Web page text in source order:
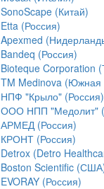
SonoScape (Китай)
Etta (Россия)
Apexmed
Bandeq (Россия)
Bioteque Corporation
TM Medinova (Южная
НПФ "Крыло" (Россия)
ООО НПП "Медолит"
АРМЕД (Россия)
КРОНТ (Россия)
Detrox (Detro
Boston Scientific
EVORAY (Россия)